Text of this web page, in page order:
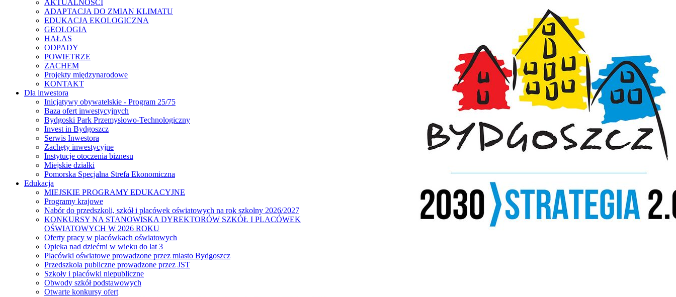
AKTUALNOŚCI
ADAPTACJA DO ZMIAN KLIMATU
EDUKACJA EKOLOGICZNA
GEOLOGIA
HAŁAS
ODPADY
POWIETRZE
ZACHEM
Projekty międzynarodowe
KONTAKT
Dla inwestora
Inicjatywy obywatelskie - Program 25/75
Baza ofert inwestycyjnych
Bydgoski Park Przemysłowo-Technologiczny
Invest in Bydgoszcz
Serwis Inwestora
Zachęty inwestycyjne
Instytucje otoczenia biznesu
Miejskie działki
Pomorska Specjalna Strefa Ekonomiczna
Edukacja
MIEJSKIE PROGRAMY EDUKACYJNE
Programy krajowe
Nabór do przedszkoli, szkół i placówek oświatowych na rok szkolny 2026/2027
KONKURSY NA STANOWISKA DYREKTORÓW SZKÓŁ I PLACÓWEK
OŚWIATOWYCH W 2026 ROKU
Oferty pracy w placówkach oświatowych
Opieka nad dziećmi w wieku do lat 3
Placówki oświatowe prowadzone przez miasto Bydgoszcz
Przedszkola publiczne prowadzone przez JST
Szkoły i placówki niepubliczne
Obwody szkół podstawowych
Otwarte konkursy ofert